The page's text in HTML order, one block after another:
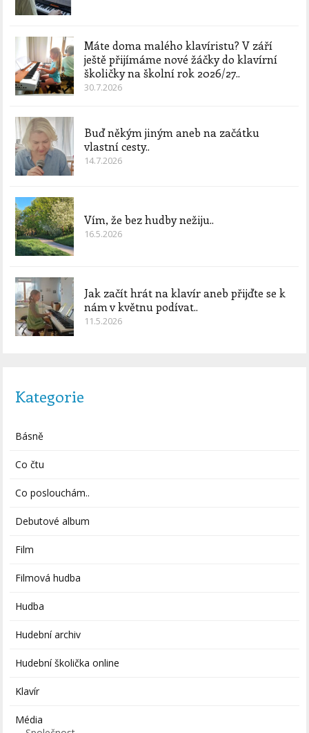
Máte doma malého klavíristu? V září
ještě přijímáme nové žáčky do klavírní
školičky na školní rok 2026/27..
30.7.2026
Buď někým jiným aneb na začátku
vlastní cesty..
14.7.2026
Vím, že bez hudby nežiju..
16.5.2026
Jak začít hrát na klavír aneb přijďte se k
nám v květnu podívat..
11.5.2026
Kategorie
Básně
Co čtu
Co poslouchám..
Debutové album
Film
Filmová hudba
Hudba
Hudební archiv
Hudební školička online
Klavír
Média